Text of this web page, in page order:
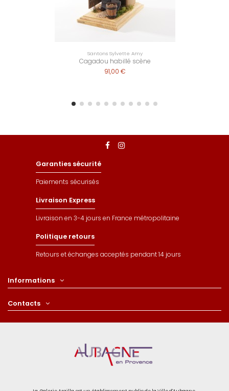
Santons Sylvette Amy
Cagadou habillé scène
91,00 €
Garanties sécurité
Paiements sécurisés
Livraison Express
Livraison en 3-4 jours en France métropolitaine
Politique retours
Retours et échanges acceptés pendant 14 jours
Informations
Contacts